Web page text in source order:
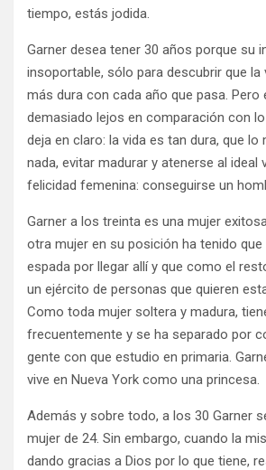
tiempo, estás jodida.
Garner desea tener 30 años porque su
insoportable, sólo para descubrir que la
más dura con cada año que pasa. Pero
demasiado lejos en comparación con
deja en claro: la vida es tan dura, que
nada, evitar madurar y atenerse al ideal
felicidad femenina: conseguirse un
Garner a los treinta es una mujer
otra mujer en su posición ha tenido que
espada por llegar allí y que como el
un ejército de personas que quieren
Como toda mujer soltera y madura,
frecuentemente y se ha separado por
gente con que estudio en primaria.
vive en Nueva York como una princesa.
Además y sobre todo, a los 30 Garner
mujer de 24. Sin embargo, cuando la
dando gracias a Dios por lo que tiene,